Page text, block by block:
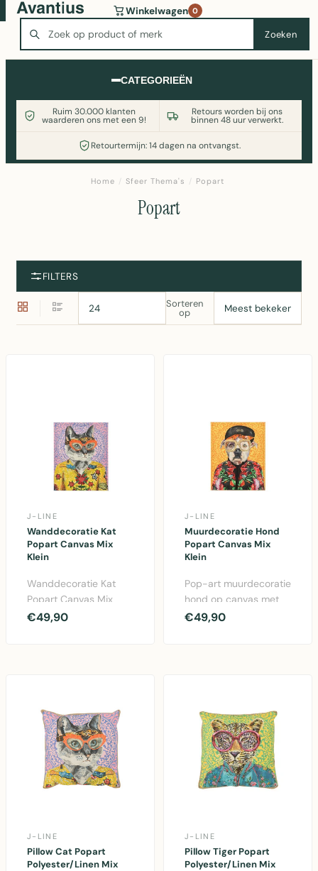
Zoeken
Winkelwagen 0
CATEGORIEËN
Ruim 30.000 klanten
waarderen ons met een 9!
Retours worden bij ons
binnen 48 uur verwerkt.
Retourtermijn: 14 dagen na ontvangst.
Wasmachine of koelkast nodig? Vergelijk alle prijzen op
Witgoedaanbod.nl
Home / Sfeer Thema's / Popart
Popart
FILTERS
Sorteren
op
J-LINE
Wanddecoratie Kat
Popart Canvas Mix
Klein
Wanddecoratie Kat
Popart Canvas Mix
Klein – Levendige
€49,90
J-LINE
Muurdecoratie Hond
Popart Canvas Mix
Klein
Pop-art muurdecoratie
hond op canvas met
dennenhout frame,
€49,90
J-LINE
Pillow Cat Popart
Polyester/Linen Mix
J-LINE
Pillow Tiger Popart
Polyester/Linen Mix